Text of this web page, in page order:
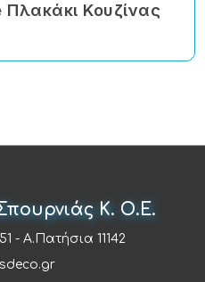
Κουζίνας
Κ. Ο.Ε.
- Α.Πατήσια 11142